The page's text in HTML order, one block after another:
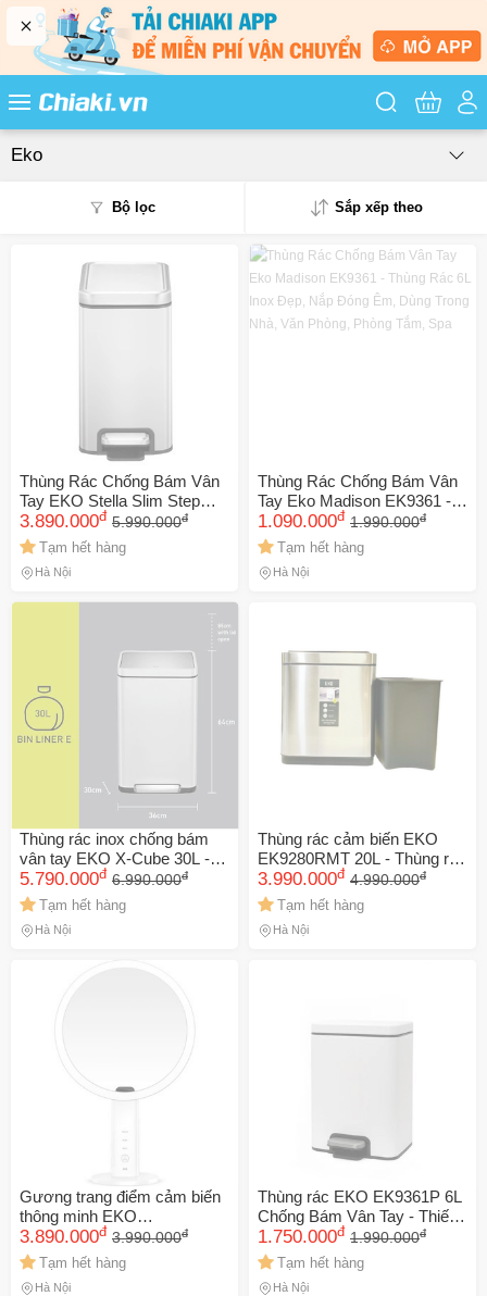
Tìm kiếm
Eko
Bộ lọc Sắp xếp theo
Phổ biến
Mua nhiều
Giá từ cao - thấp
Thùng Rác Chống Bám Vân
Tay EKO Stella Slim Step
30L - Thùng Rác Inox Cao
Cấp, Thiết Kế Sang Trọng,
Chống Mùi Hôi, Tháo Lắp Dễ
Dàng
3.890.000đ 5.990.000đ
Tạm hết hàng
Hà Nội
Thùng Rác Chống Bám Vân
Tay Eko Madison EK9361 -
Thùng Rác 6L Inox Đẹp, Nắp
Đóng Êm, Dùng Trong Nhà,
Văn Phòng, Phòng Tắm, Spa
1.090.000đ 1.990.000đ
Tạm hết hàng
Hà Nội
Thùng rác inox chống bám
vân tay EKO X-Cube 30L -
Thùng đạp bằng kim loại vệ
sinh, hiện đại và an toàn cho
gia đình
5.790.000đ 6.990.000đ
Tạm hết hàng
Hà Nội
Thùng rác cảm biến EKO
EK9280RMT 20L - Thùng rác
tự động chống bám vân tay,
tiện lợi cho nhà bếp và phòng
khách
3.990.000đ 4.990.000đ
Tạm hết hàng
Hà Nội
Gương trang điểm cảm biến
thông minh EKO
EK5288WH-5X-E - Gương
phóng đại 5X, 3 chế độ ánh
sáng, di động, dễ điều chỉnh
3.890.000đ 3.990.000đ
Tạm hết hàng
Hà Nội
Thùng rác EKO EK9361P 6L
Chống Bám Vân Tay - Thiết
Kế Sang Trọng, Bảo Vệ Sàn
Nhà, Tháo Rời Dễ Vệ Sinh,
Nắp Đậy Êm Ái
1.750.000đ 1.990.000đ
Tạm hết hàng
Hà Nội